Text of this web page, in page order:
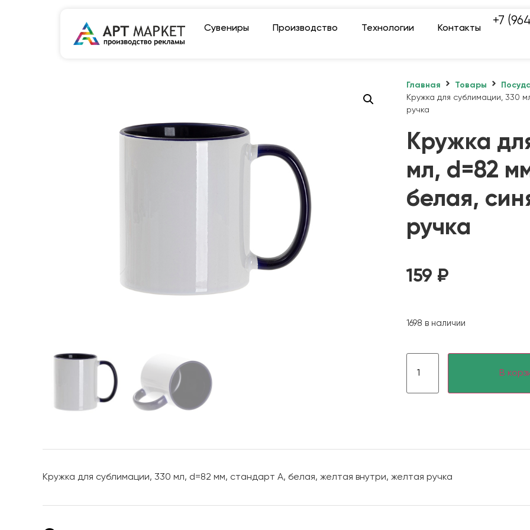
Сувениры Производство Технологии Контакты
+7
Главная Товары
Кружка для сублимации, 330
ручка
Кружка
мл, d=82
белая,
ручка
159 ₽
1698 в наличии
В
Кружка для сублимации, 330 мл, d=82 мм, стандарт А, белая, желтая внутри, желтая ручка